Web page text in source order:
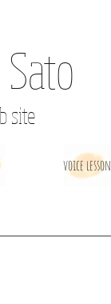
site
voice lesson